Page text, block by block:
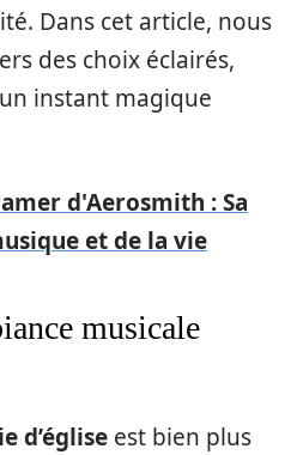
Dans cet article, nous
des choix éclairés,
instant magique
d'Aerosmith : Sa
et de la vie
musicale
d’église est bien plus